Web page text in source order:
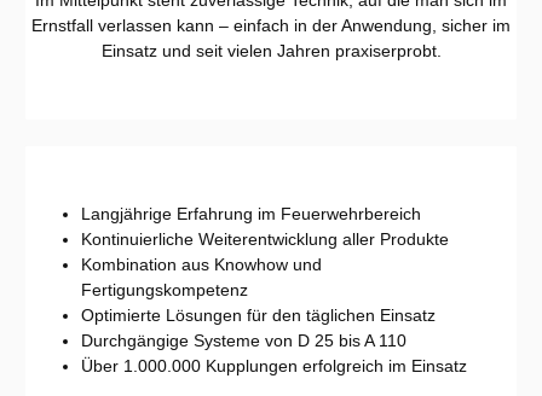
Ernstfall verlassen kann – einfach in der Anwendung, sicher im
Einsatz und seit vielen Jahren praxiserprobt.
Langjährige Erfahrung im Feuerwehrbereich
Kontinuierliche Weiterentwicklung aller Produkte
Kombination aus Knowhow und
Fertigungskompetenz
Optimierte Lösungen für den täglichen Einsatz
Durchgängige Systeme von D 25 bis A 110
Über 1.000.000 Kupplungen erfolgreich im Einsatz